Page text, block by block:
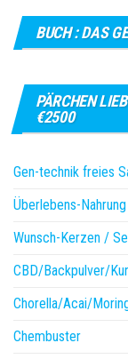
BUCH : DAS
PÄRCHEN
€2500
Gen-technik freies
Überlebens-Nahrung
Wunsch-Kerzen /
CBD/Backpulver/
Chorella/Acai/
Chembuster